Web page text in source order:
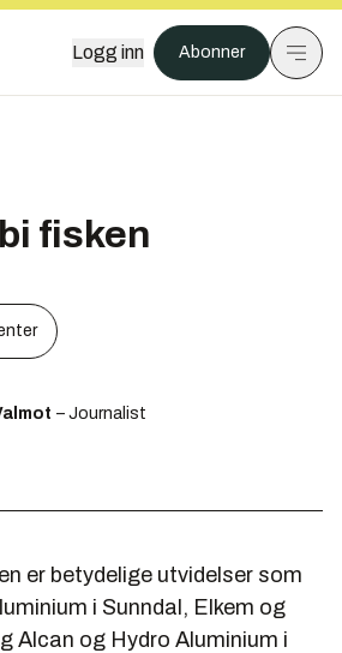
Logg inn Abonner
fisken
– Journalist
er betydelige utvidelser som
i Sunndal, Elkem og
Alcan og Hydro Aluminium i